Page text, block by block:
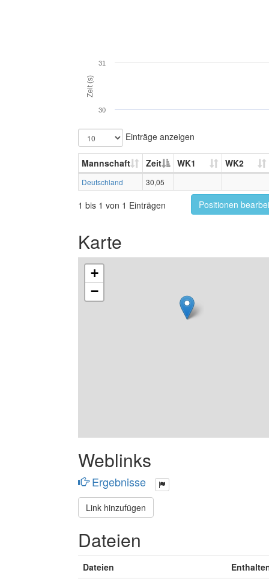
Zeit (s)
30
31
Einträge anzeigen
Mannschaft Zeit WK1 WK2
Deutschland 30,05
1 bis 1 von 1 Einträgen Positionen
Karte
+
−
Weblinks
Ergebnisse
Link hinzufügen
Dateien
Dateien